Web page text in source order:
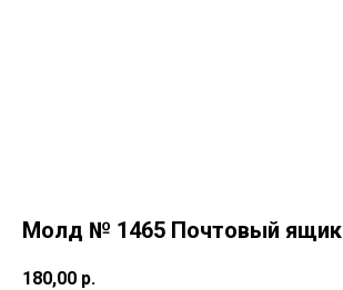
Молд № 1465 Почтовый ящик
180,00 р.